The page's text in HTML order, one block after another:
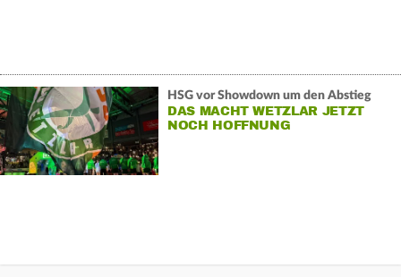
HSG vor Showdown um den Abstieg
DAS MACHT WETZLAR JETZT
NOCH HOFFNUNG